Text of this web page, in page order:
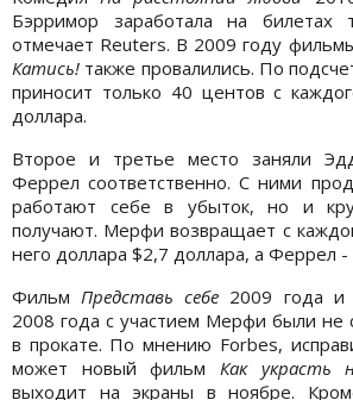
Бэрримор заработала на билетах
отмечает Reuters. В 2009 году
Катись! также провалились. По
приносит только 40 центов с
доллара.
Второе и третье место заняли
Феррел соответственно. С ними
работают себе в убыток, но и
получают. Мерфи возвращает с
него доллара $2,7 доллара, а Феррел -
Фильм Представь себе 2009 года и
2008 года с участием Мерфи были
в прокате. По мнению Forbes,
может новый фильм Как украсть
выходит на экраны в ноябре.